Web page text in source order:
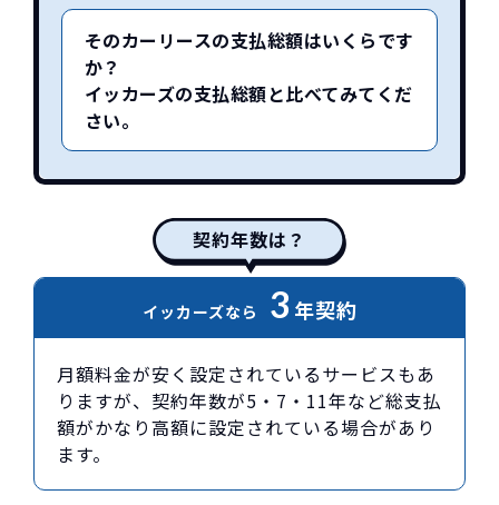
そのカーリースの支払総額はいくらです
か？
イッカーズの支払総額と比べてみてくだ
さい。
契約年数は？
イッカーズなら 3 年契約
月額料金が安く設定されているサービスもあ
りますが、契約年数が5・7・11年など総支払
額がかなり高額に設定されている場合があり
ます。